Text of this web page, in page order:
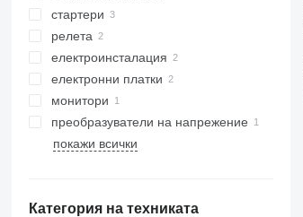
стартери
релета
електроинсталация
електронни платки
монитори
преобразуватели на напрежение
покажи всички
Категория на техниката